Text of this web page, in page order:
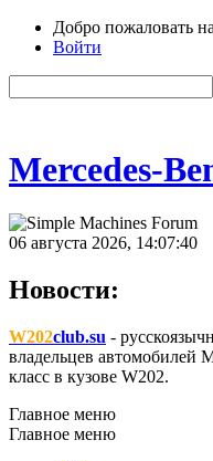
Добро пожаловать на
Войти
Mercedes-
06 августа 2026, 14:07:40
Новости:
W202club.su -
владельцев автомобилей
класс в кузове W202.
Главное меню
Главное меню